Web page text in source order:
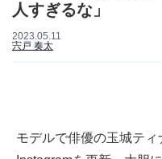
人すぎるな」
2023.05.11
宍戸 奏太
モデルで俳優の玉城テ